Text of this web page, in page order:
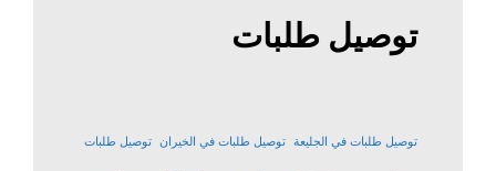
توصيل طلبات
توصيل طلبات في الجليعة توصيل طلبات في الخيران توصيل طلبات